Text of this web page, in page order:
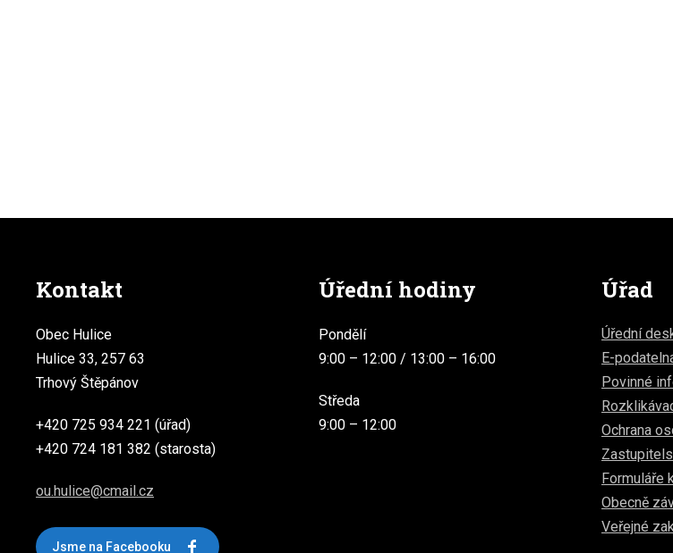
Kontakt
Obec Hulice
Hulice 33, 257 63
Trhový Štěpánov
+420 725 934 221 (úřad)
+420 724 181 382 (starosta)
ou.hulice@cmail.cz
Jsme na Facebooku
Úřední hodiny
Pondělí
9:00 – 12:00 / 13:00 – 16:00
Středa
9:00 – 12:00
Úřad
Úřední
E-
Povinné
Ochrana
Formuláře
Obecně
Veřejné